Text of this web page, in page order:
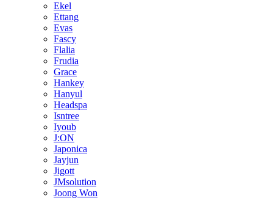
Ekel
Ettang
Evas
Fascy
Flalia
Frudia
Grace
Hankey
Hanyul
Headspa
Isntree
Iyoub
J:ON
Japonica
Jayjun
Jigott
JMsolution
Joong Won